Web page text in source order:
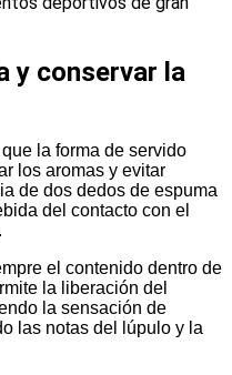
y conservar la
la forma de servido
los aromas y evitar
de dos dedos de espuma
del contacto con el
el contenido dentro de
la liberación del
la sensación de
las notas del lúpulo y la